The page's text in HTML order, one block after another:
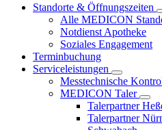
Standorte & Öffnungszeiten
Alle MEDICON
Notdienst Apotheke
Soziales Engagement
Terminbuchung
Serviceleistungen
Messtechnische
MEDICON Taler
Talerpartner
Talerpartner